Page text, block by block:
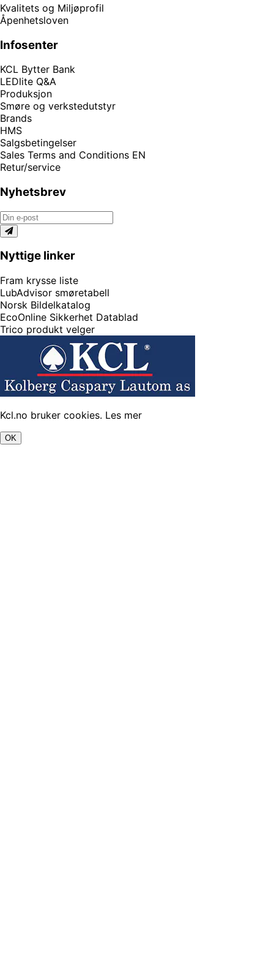
Kvalitets og Miljøprofil
Åpenhetsloven
Infosenter
KCL Bytter Bank
LEDlite Q&A
Produksjon
Smøre og verkstedutstyr
Brands
HMS
Salgsbetingelser
Sales Terms and Conditions EN
Retur/service
Nyhetsbrev
Nyttige linker
Fram krysse liste
LubAdvisor smøretabell
Norsk Bildelkatalog
EcoOnline Sikkerhet Datablad
Trico produkt velger
Kcl.no bruker cookies. Les mer
OK